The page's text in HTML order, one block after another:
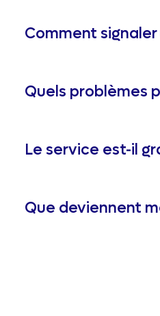
Comment
Quels problèmes
Le service est-il
Que deviennent